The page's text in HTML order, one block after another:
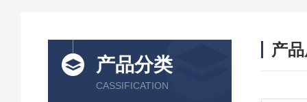
产品分类
CASSIFICATION
产